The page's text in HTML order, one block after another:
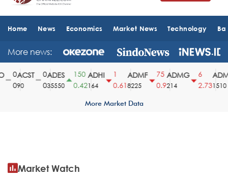
Home News Economics Market News Technology
More news:
ACST
90
ADES
35550
150
0.42
ADHI
164
0.61
ADMF
8225
75
0.9
ADMG
214
2.73
ADMR
1510
More Market Data
Market Watch